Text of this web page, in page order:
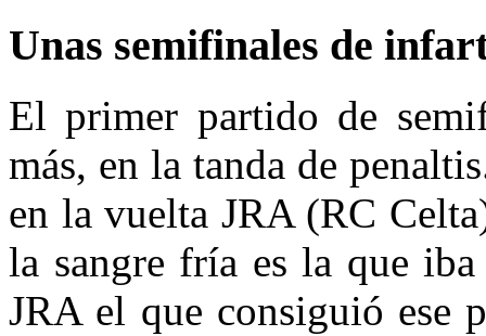
Unas semifinales de
El primer partido de
más, en la tanda de
en la vuelta JRA (RC
la sangre fría es la que
JRA el que consiguió ese